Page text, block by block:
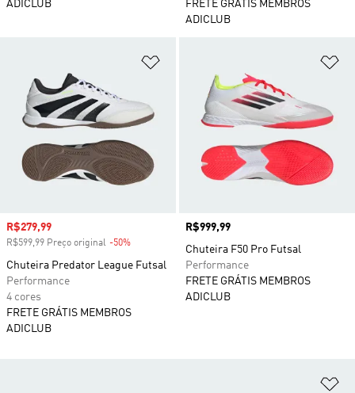
ADICLUB
FRETE GRÁTIS MEMBROS
ADICLUB
Preço com desconto
R$279,99
R$599,99 Preço original -50%
Chuteira Predator League Futsal
Performance
4 cores
FRETE GRÁTIS MEMBROS
ADICLUB
Preço
R$999,99
Chuteira F50 Pro Futsal
Performance
FRETE GRÁTIS MEMBROS
ADICLUB